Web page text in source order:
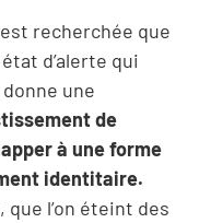
recherchée que
d’alerte qui
une
de
à une forme
identitaire.
que l’on éteint des